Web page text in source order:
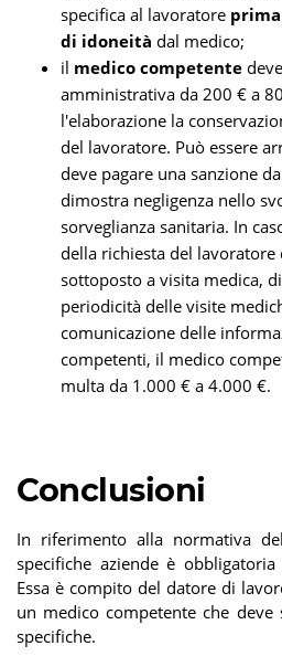
specifica al lavoratore
di idoneità dal medico;
il medico competente
amministrativa da 200 € a
l'elaborazione la
del lavoratore. Può essere
deve pagare una sanzione
dimostra negligenza nello
sorveglianza sanitaria. In
della richiesta del lavoratore
sottoposto a visita medica,
periodicità delle visite
comunicazione delle
competenti, il medico
multa da 1.000 € a 4.000 €.
Conclusioni
In riferimento alla normativa
specifiche aziende è
Essa è compito del datore di
un medico competente che deve
specifiche.